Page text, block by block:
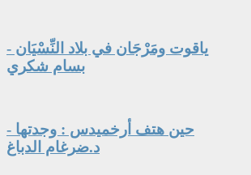
ياقوت ومَرْجَان في بلاد النِّسْيَان -
بسام شكري
حين هتف أرخميدس : وجدتها -
د.ضرغام الدباغ